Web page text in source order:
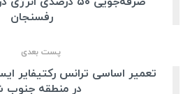
رفسنجان
پست بعدی
تعمیر اساسی ترانس رکتیفایر
در منطقه جنوب